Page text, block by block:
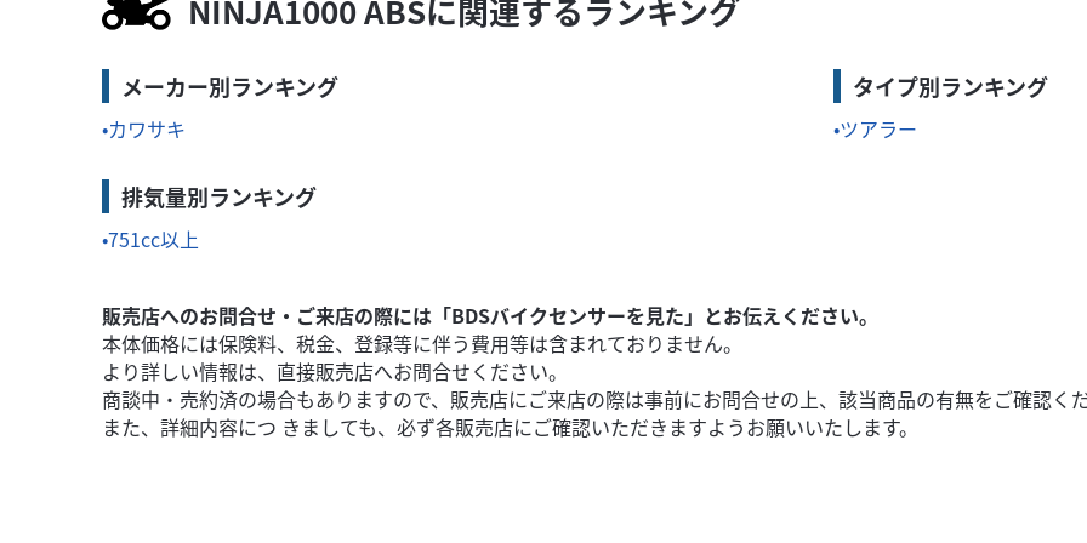
本体価格:72.99万円（税込）
NINJA1000 ABSに関連するランキング
メーカー別ランキング
カワサキ
タイプ別ランキング
ツアラー
排気量別ランキング
751cc以上
販売店へのお問合せ・ご来店の際には「BDSバイクセンサーを見た」とお伝えください。
本体価格には保険料、税金、登録等に伴う費用等は含まれておりません。
より詳しい情報は、直接販売店へお問合せください。
商談中・売約済の場合もありますので、販売店にご来店の際は事前にお問合せの上、該当商品の有無をご確認くだ
また、詳細内容につ きましても、必ず各販売店にご確認いただきますようお願いいたします。